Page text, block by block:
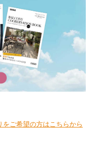
ご希望の方はこちらから